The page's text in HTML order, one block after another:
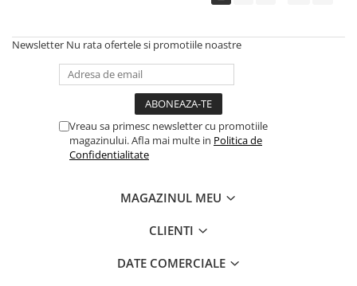
Newsletter Nu rata ofertele si promotiile noastre
Vreau sa primesc newsletter cu promotiile
magazinului. Afla mai multe in Politica de
Confidentialitate
MAGAZINUL MEU
CLIENTI
DATE COMERCIALE